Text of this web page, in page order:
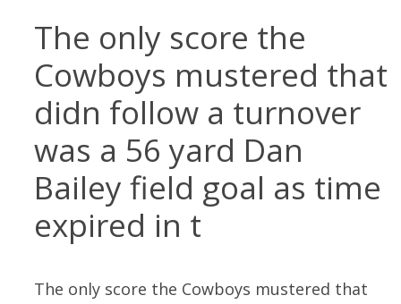
The only score the
Cowboys mustered that
didn follow a turnover
was a 56 yard Dan
Bailey field goal as time
expired in t
The only score the Cowboys mustered that